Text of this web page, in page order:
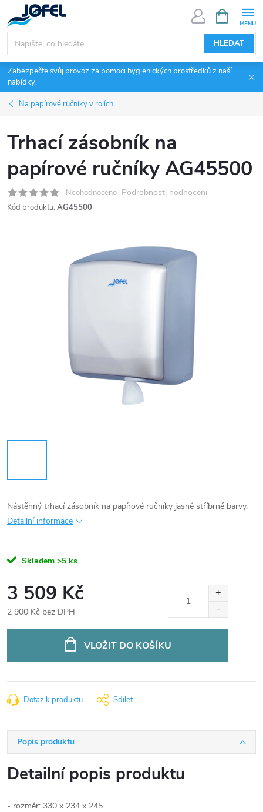
na
obsah
HLEDAT
NÁKUPNÍ
KOŠÍK
Zabezpečte svůj provoz za pomoci hygienických prostředků z naší
nabídky.
Na papírové ručníky v rolích
Trhací zásobník na
papírové ručníky AG45500
Neohodnoceno Podrobnosti hodnocení
Kód produktu: AG45500
Nástěnný trhací zásobník na papírové ručníky jasně stříbrné barvy.
Detailní informace
Skladem >5 ks
3 509 Kč
2 900 Kč bez DPH
VLOŽIT DO KOŠÍKU
Dotaz k produktu Sdílet
Popis produktu
Detailní popis produktu
- rozměr: 330 x 234 x 245